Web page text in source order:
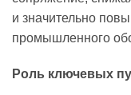
и значительно
промышленного
Роль ключевых